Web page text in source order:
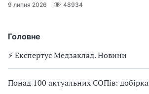
Головне
⚡️ Експертус Медзаклад. Новини
Понад 100 актуальних СОПів: добірка
9 липня 2026 48934